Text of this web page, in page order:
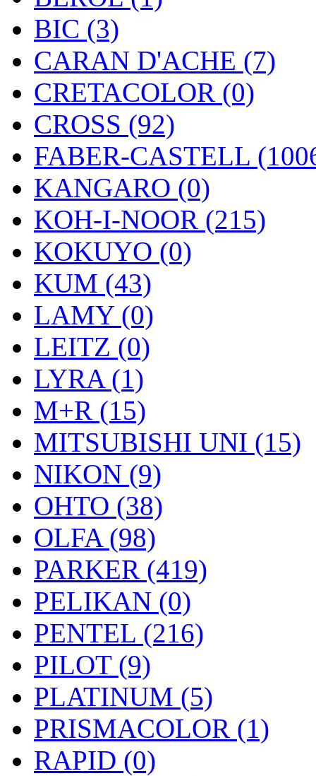
BIC (3)
CARAN D'ACHE (7)
CRETACOLOR (0)
CROSS (92)
FABER-CASTELL
KANGARO (0)
KOH-I-NOOR (215)
KOKUYO (0)
KUM (43)
LAMY (0)
LEITZ (0)
LYRA (1)
M+R (15)
MITSUBISHI UNI (15)
NIKON (9)
OHTO (38)
OLFA (98)
PARKER (419)
PELIKAN (0)
PENTEL (216)
PILOT (9)
PLATINUM (5)
PRISMACOLOR (1)
RAPID (0)